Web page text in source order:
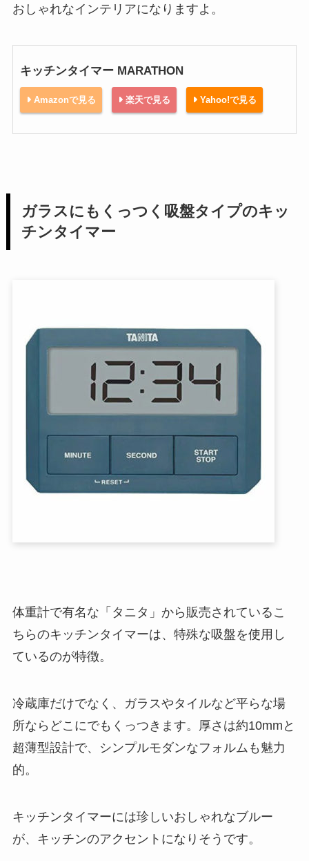
おしゃれなインテリアになりますよ。
キッチンタイマー MARATHON
Amazonで見る 楽天で見る Yahoo!で見る
ガラスにもくっつく吸盤タイプのキッ
チンタイマー
体重計で有名な「タニタ」から販売されているこ
ちらのキッチンタイマーは、特殊な吸盤を使用し
ているのが特徴。
冷蔵庫だけでなく、ガラスやタイルなど平らな場
所ならどこにでもくっつきます。厚さは約10mmと
超薄型設計で、シンプルモダンなフォルムも魅力
的。
キッチンタイマーには珍しいおしゃれなブルー
が、キッチンのアクセントになりそうです。